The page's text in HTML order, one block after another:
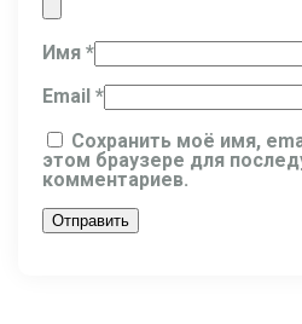
Имя *
Email *
Сохранить моё имя,
этом браузере для
комментариев.